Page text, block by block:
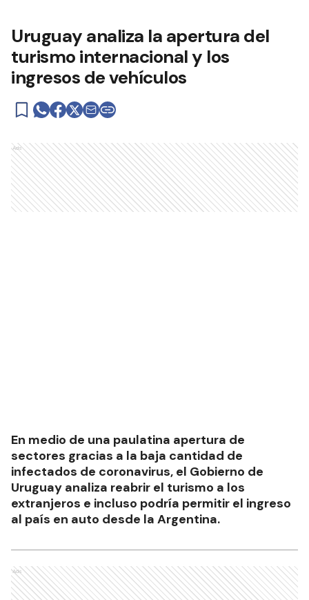
Uruguay analiza la apertura del
turismo internacional y los
ingresos de vehículos
Ads
En medio de una paulatina apertura de
sectores gracias a la baja cantidad de
infectados de coronavirus, el Gobierno de
Uruguay analiza reabrir el turismo a los
extranjeros e incluso podría permitir el ingreso
al país en auto desde la Argentina.
Ads